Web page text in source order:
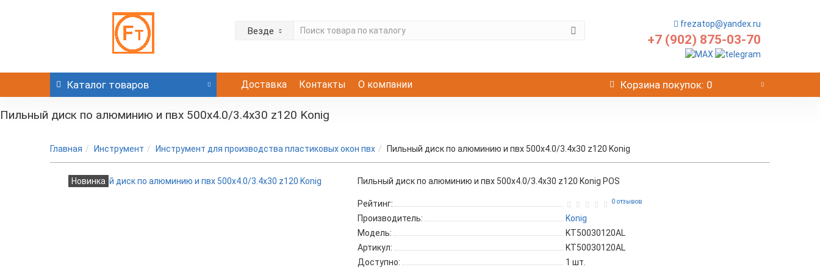
Везде
frezatop@yandex.ru
+7 (902) 875-03-70
Каталог товаров Доставка Контакты О компании Корзина покупок: 0
Пильный диск по алюминию и пвх 500x4.0/3.4x30 z120 Konig
Главная Инструмент Инструмент для производства пластиковых окон пвх Пильный диск по алюминию и пвх 500x4.0/3.4x30 z120 Konig
Новинка Пильный диск по алюминию и пвх 500x4.0/3.4x30 z120 Konig POS
Рейтинг: 0 отзывов
Производитель:
Konig
Модель:
KT50030120AL
Артикул:
KT50030120AL
Доступно:
1 шт.